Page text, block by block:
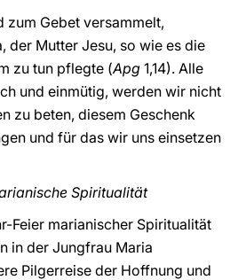
zum Gebet versammelt,
der Mutter Jesu, so wie es die
zu tun pflegte (Apg 1,14). Alle
und einmütig, werden wir nicht
zu beten, diesem Geschenk
und für das wir uns einsetzen
Spiritualität
Feier marianischer Spiritualität
in der Jungfrau Maria
Pilgerreise der Hoffnung und